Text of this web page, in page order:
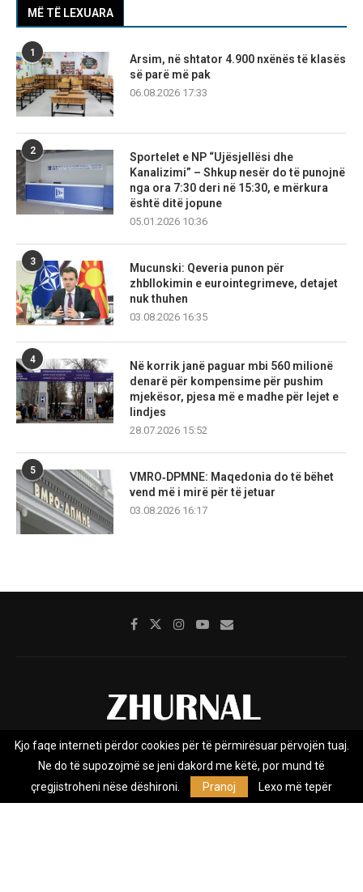
MË TË LEXUARA
1
Arsim, në shtator 4.900 nxënës të klasës
së parë më pak
06.08.2026 17:33
2
Sportelet e NP “Ujësjellësi dhe
Kanalizimi” – Shkup nesër do të punojnë
nga ora 7:30 deri në 15:30, e mërkura
është ditë jopune
05.01.2026 10:36
3
Mucunski: Qeveria punon për
zhbllokimin e eurointegrimeve, detajet
nuk thuhen
03.08.2026 16:35
4
Në korrik janë paguar mbi 560 milionë
denarë për kompensime për pushim
mjekësor, pjesa më e madhe për lejet e
lindjes
28.07.2026 15:52
5
VMRO‑DPMNE: Maqedonia do të bëhet
vend më i mirë për të jetuar
03.08.2026 16:17
Rreth nesh Impresumi Marketing
Kontakt
Privacy Policy
Zhurnal.mk është Agjenci e Lajmeve e pavarur, e themeluar në vitin
Kjo faqe interneti përdor cookies për të përmirësuar përvojën tuaj.
Ne do të supozojmë se jeni dakord me këtë, por mund të
çregjistroheni nëse dëshironi.
Pranoj Lexo më tepër